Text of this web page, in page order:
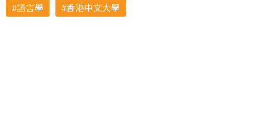
語言學 香港中文大學